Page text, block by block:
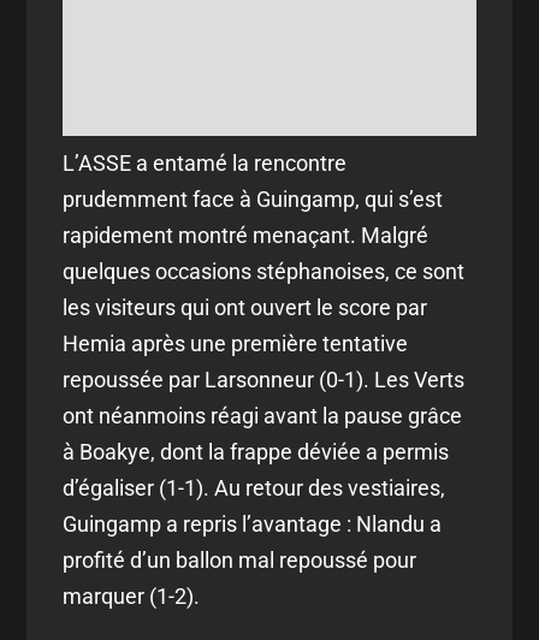
L’ASSE a entamé la rencontre
prudemment face à Guingamp, qui s’est
rapidement montré menaçant. Malgré
quelques occasions stéphanoises, ce sont
les visiteurs qui ont ouvert le score par
Hemia après une première tentative
repoussée par Larsonneur (0-1). Les Verts
ont néanmoins réagi avant la pause grâce
à Boakye, dont la frappe déviée a permis
d’égaliser (1-1). Au retour des vestiaires,
Guingamp a repris l’avantage : Nlandu a
profité d’un ballon mal repoussé pour
marquer (1-2).